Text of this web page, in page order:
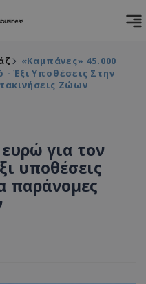
«Καμπάνες» 45.000
Έξι Υποθέσεις Στην
Ζώων
για τον
υποθέσεις
παράνομες